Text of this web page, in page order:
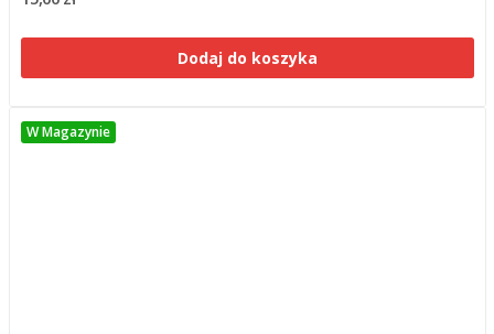
Dodaj do koszyka
W Magazynie